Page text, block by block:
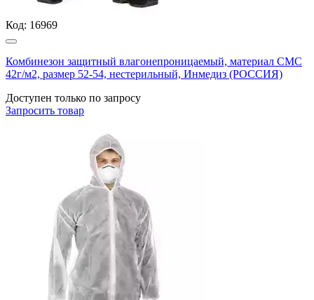
Код: 16969
Комбинезон защитный влагонепроницаемый, материал СМС
42г/м2, размер 52-54, нестерильный, Инмедиз (РОССИЯ)
Доступен только по запросу
Запросить товар